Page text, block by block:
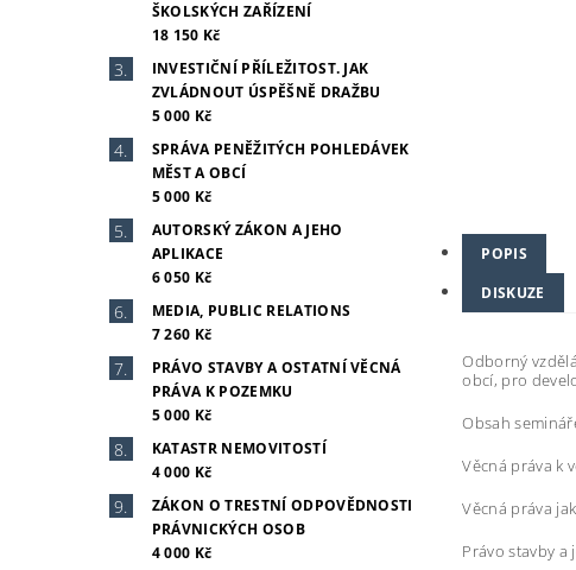
ŠKOLSKÝCH ZAŘÍZENÍ
18 150 Kč
INVESTIČNÍ PŘÍLEŽITOST. JAK
ZVLÁDNOUT ÚSPĚŠNĚ DRAŽBU
5 000 Kč
SPRÁVA PENĚŽITÝCH POHLEDÁVEK
MĚST A OBCÍ
5 000 Kč
AUTORSKÝ ZÁKON A JEHO
APLIKACE
6 050 Kč
MEDIA, PUBLIC RELATIONS
7 260 Kč
PRÁVO STAVBY A OSTATNÍ VĚCNÁ
PRÁVA K POZEMKU
5 000 Kč
KATASTR NEMOVITOSTÍ
4 000 Kč
ZÁKON O TRESTNÍ ODPOVĚDNOSTI
PRÁVNICKÝCH OSOB
4 000 Kč
POPIS
DISKUZE
Odborný
obcí, pro
Obsah
Věcná práva k
Věcná práva
Právo stavby a